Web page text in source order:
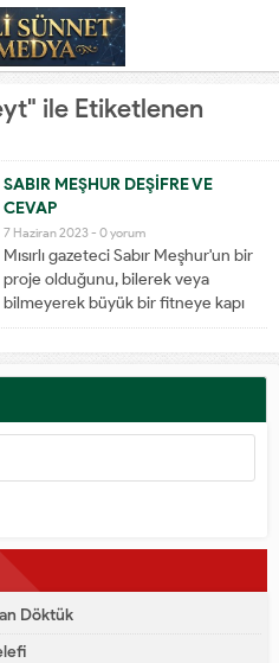
ile Etiketlenen
SABIR MEŞHUR DEŞİFRE VE
CEVAP
7 Haziran 2023 - 0 yorum
Mısırlı gazeteci Sabır Meşhur'un bir
proje olduğunu, bilerek veya
bilmeyerek büyük bir fitneye kapı
araladığını bu videoda gözler önüne
seriyorum. Ehli Beyt, Sahabeler ve
Mehdi konusunda da cevap
Döktük